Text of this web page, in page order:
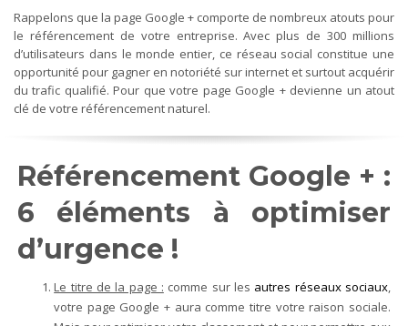
Rappelons que la page Google + comporte de nombreux atouts pour
le référencement de votre entreprise. Avec plus de 300 millions
d’utilisateurs dans le monde entier, ce réseau social constitue une
opportunité pour gagner en notoriété sur internet et surtout acquérir
du trafic qualifié. Pour que votre page Google + devienne un atout
clé de votre référencement naturel.
Référencement Google + :
6 éléments à optimiser
d’urgence !
Le titre de la page : comme sur les autres réseaux sociaux,
votre page Google + aura comme titre votre raison sociale.